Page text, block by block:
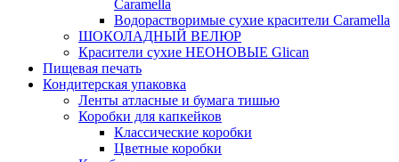
Caramella
Водорастворимые сухие красители Caramella
ШОКОЛАДНЫЙ ВЕЛЮР
Красители сухие НЕОНОВЫЕ Glican
Пищевая печать
Кондитерская упаковка
Ленты атласные и бумага тишью
Коробки для капкейков
Классические коробки
Цветные коробки